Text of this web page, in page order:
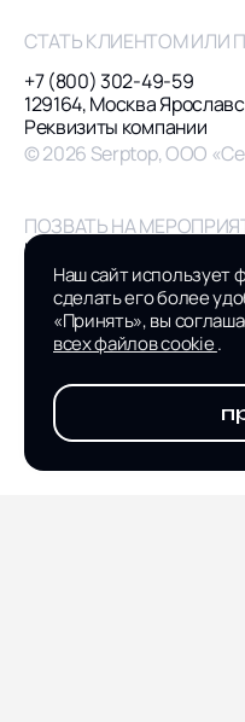
СТАТЬ КЛИЕНТОМ ИЛИ
+7 (800) 302-49-59
129164, Москва
Реквизиты компании
© 2026 Serptop, ООО
ПОЗВАТЬ НА
pr@serptop.ru
ПРИСОЕДИНИТЬСЯ К
hr@serptop.ru
Наш сайт использует
сделать его более
«Принять», вы
всех файлов cookie.